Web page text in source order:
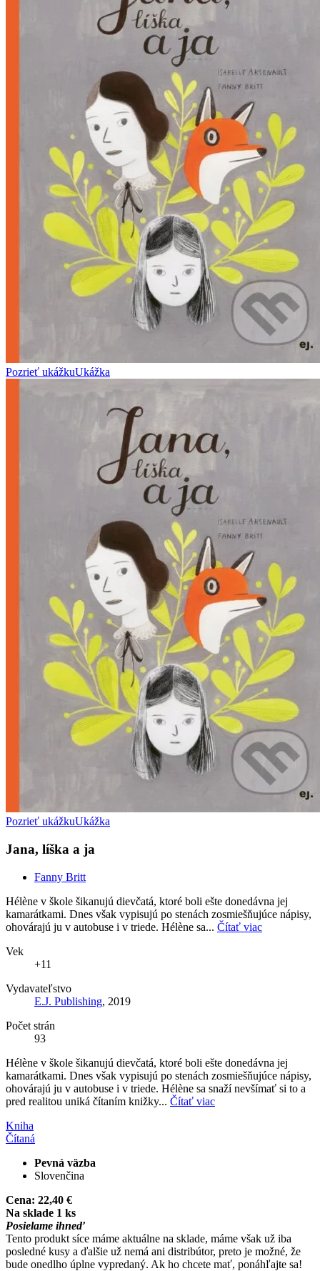
Pozrieť ukážkuUkážka
Pozrieť ukážkuUkážka
Jana, líška a ja
Fanny Britt
Hélène v škole šikanujú dievčatá, ktoré boli ešte donedávna jej
kamarátkami. Dnes však vypisujú po stenách zosmiešňujúce nápisy,
ohovárajú ju v autobuse i v triede. Hélène sa... Čítať viac
Vek
+11
Vydavateľstvo
E.J. Publishing, 2019
Počet strán
93
Hélène v škole šikanujú dievčatá, ktoré boli ešte donedávna jej
kamarátkami. Dnes však vypisujú po stenách zosmiešňujúce nápisy,
ohovárajú ju v autobuse i v triede. Hélène sa snaží nevšímať si to a
pred realitou uniká čítaním knižky... Čítať viac
Kniha
Čítaná
Pevná väzba
Slovenčina
Cena: 22,40 €
Na sklade 1 ks
Posielame ihneď
Tento produkt síce máme aktuálne na sklade, máme však už iba
posledné kusy a ďalšie už nemá ani distribútor, preto je možné, že
bude onedlho úplne vypredaný. Ak ho chcete mať, ponáhľajte sa!